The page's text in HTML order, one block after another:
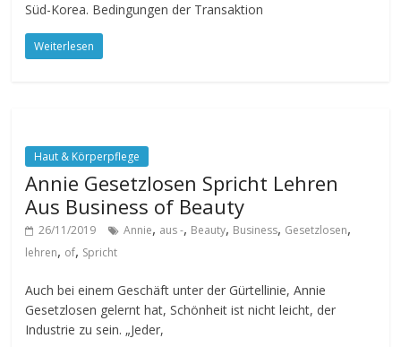
Süd-Korea. Bedingungen der Transaktion
Weiterlesen
Haut & Körperpflege
Annie Gesetzlosen Spricht Lehren
Aus Business of Beauty
26/11/2019 Annie, aus -, Beauty, Business, Gesetzlosen,
lehren, of, Spricht
Auch bei einem Geschäft unter der Gürtellinie, Annie
Gesetzlosen gelernt hat, Schönheit ist nicht leicht, der
Industrie zu sein. „Jeder,